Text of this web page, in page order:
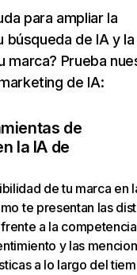
para ampliar la
búsqueda de IA y la
marca? Prueba
de IA:
de
la IA de
de tu marca en
te presentan las
a la competencia
y las
a lo largo del